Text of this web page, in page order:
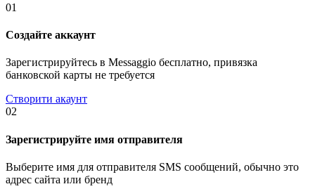
01
Создайте аккаунт
Зарегистрируйтесь в Messaggio бесплатно, привязка
банковской карты не требуется
Створити акаунт
02
Зарегистрируйте имя отправителя
Выберите имя для отправителя SMS сообщений, обычно это
адрес сайта или бренд